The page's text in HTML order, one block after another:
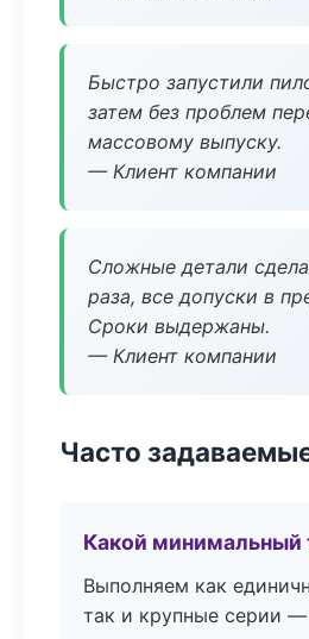
Быстро запустили
затем без проблем
массовому выпуску.
— Клиент компании
Сложные детали
раза, все допуски в
Сроки выдержаны.
— Клиент компании
Часто
Какой минимальный
Выполняем как
так и крупные серии